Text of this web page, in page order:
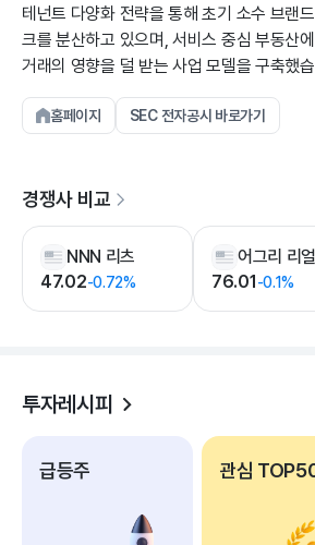
테넌트 다양화 전략을 통해 초기 소수 브랜
크를 분산하고 있으며, 서비스 중심 부동산
거래의 영향을 덜 받는 사업 모델을 구축했
홈페이지 SEC 전자공시 바로가기
경쟁사 비교
NNN 리츠
47.02-0.72%
어그리 리
76.01-0.1%
투자레시피
급등주 관심